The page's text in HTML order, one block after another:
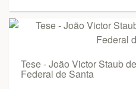
Tese - João Victor Staub
Federal de Santa